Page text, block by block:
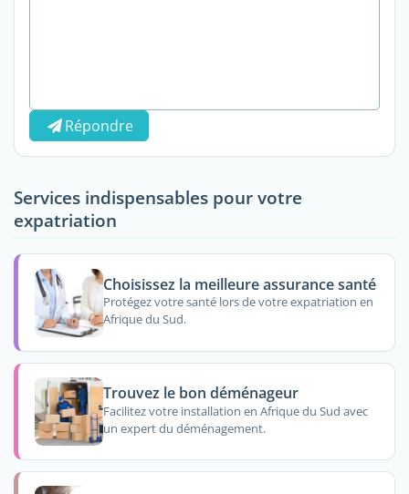
Répondre
Services indispensables pour votre
expatriation
Choisissez la meilleure assurance santé
Protégez votre santé lors de votre expatriation en
Afrique du Sud.
Trouvez le bon déménageur
Facilitez votre installation en Afrique du Sud avec
un expert du déménagement.